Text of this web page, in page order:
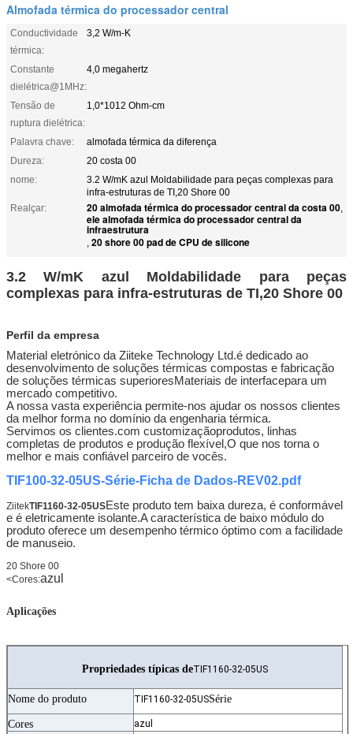
Almofada térmica do processador central
Conductividade
térmica:
3,2 W/m-K
Constante
dielétrica@1MHz:
4,0 megahertz
Tensão de
ruptura dielétrica:
1,0*1012 Ohm-cm
Palavra chave:
almofada térmica da diferença
Dureza:
20 costa 00
nome:
3.2 W/mK azul Moldabilidade para peças complexas para
infra-estruturas de TI,20 Shore 00
Realçar:
20 almofada térmica do processador central da costa 00,
ele almofada térmica do processador central da
infraestrutura
, 20 shore 00 pad de CPU de silicone
3.2 W/mK azul Moldabilidade para peças
complexas para infra-estruturas de TI,20 Shore 00
Perfil da empresa
Material eletrónico da Ziiteke Technology Ltd.é dedicado ao
desenvolvimento de soluções térmicas compostas e fabricação
de soluções térmicas superioresMateriais de interfacepara um
mercado competitivo.
A nossa vasta experiência permite-nos ajudar os nossos clientes
da melhor forma no domínio da engenharia térmica.
Servimos os clientes.com customizaçãoprodutos, linhas
completas de produtos e produção flexível,O que nos torna o
melhor e mais confiável parceiro de vocês.
TIF100-32-05US-Série-Ficha de Dados-REV02.pdf
ZiitekTIF1160-32-05USEste produto tem baixa dureza, é conformável
e é eletricamente isolante.A característica de baixo módulo do
produto oferece um desempenho térmico óptimo com a facilidade
de manuseio.
20 Shore 00
<Cores:azul
Aplicações
Propriedades típicas deTIF1160-32-05US
Nome do produto TIF1160-32-05USSérie
Cores azul